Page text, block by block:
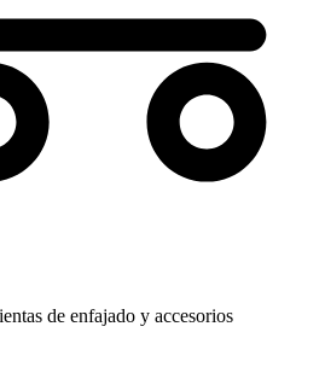
de enfajado y accesorios